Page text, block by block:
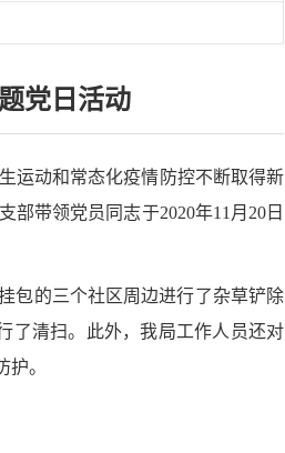
党日活动
动和常态化疫情防控不断取得新
带领党员同志于2020年11月20日
包的三个社区周边进行了杂草铲除
了清扫。此外，我局工作人员还对
。